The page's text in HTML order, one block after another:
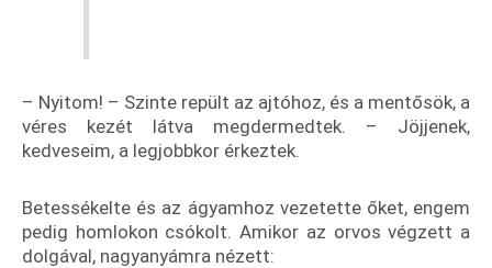
– Nyitom! – Szinte repült az ajtóhoz, és a mentősök, a
véres kezét látva megdermedtek. – Jöjjenek,
kedveseim, a legjobbkor érkeztek.
Betessékelte és az ágyamhoz vezetette őket, engem
pedig homlokon csókolt. Amikor az orvos végzett a
dolgával, nagyanyámra nézett: